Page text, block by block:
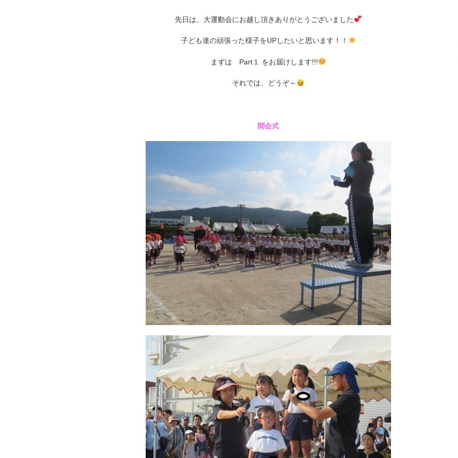
先日は、大運動会にお越し頂きありがとうございました
子ども達の頑張った様子をUPしたいと思います！！
まずは Part１ をお届けします!!!
それでは、どうぞ～
開会式